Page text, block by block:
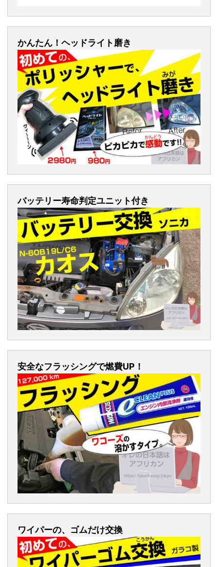
かんたん！ヘッドライト磨き
バッテリー寿命判定ユニット付き
安全なフラッシングで燃費UP！
ワイパーの、ゴムだけ交換